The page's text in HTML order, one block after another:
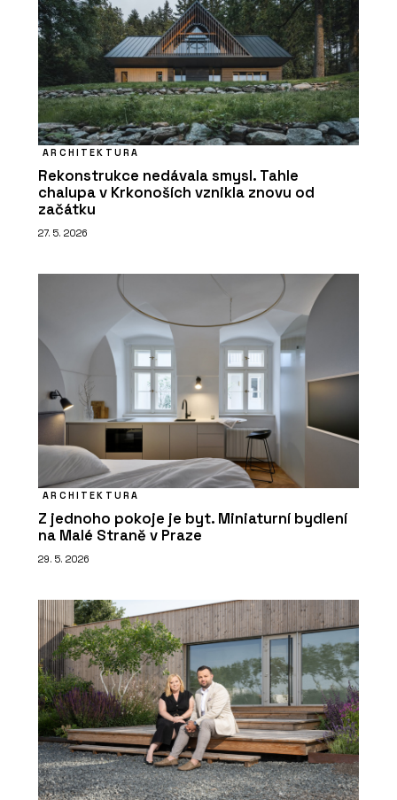
ARCHITEKTURA
Rekonstrukce nedávala smysl. Tahle
chalupa v Krkonoších vznikla znovu od
začátku
27. 5. 2026
ARCHITEKTURA
Z jednoho pokoje je byt. Miniaturní bydlení
na Malé Straně v Praze
29. 5. 2026